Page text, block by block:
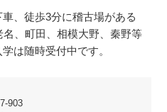
、徒歩3分に稽古場がある
、町田、相模大野、秦野等
は随時受付中です。
7-903